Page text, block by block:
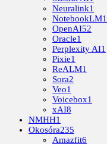
Neuralink1
NotebookLM1
OpenAI52
Oracle1
Perplexity AI1
Pixie1
ReALM1
Sora2
Veo1
Voicebox1
xAI8
NMHH1
Okosóra235
Amazfit6